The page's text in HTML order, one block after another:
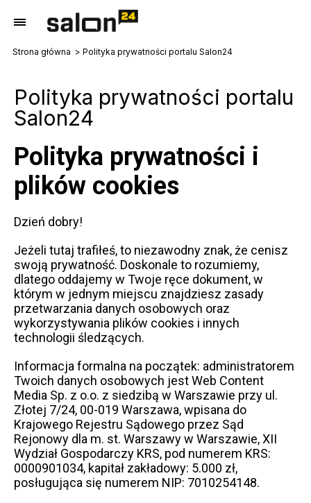
Strona główna Polityka prywatności portalu Salon24
Polityka prywatności portalu
Salon24
Polityka prywatności i
plików cookies
Dzień dobry!
Jeżeli tutaj trafiłeś, to niezawodny znak, że cenisz
swoją prywatność. Doskonale to rozumiemy,
dlatego oddajemy w Twoje ręce dokument, w
którym w jednym miejscu znajdziesz zasady
przetwarzania danych osobowych oraz
wykorzystywania plików cookies i innych
technologii śledzących.
Informacja formalna na początek: administratorem
Twoich danych osobowych jest Web Content
Media Sp. z o.o. z siedzibą w Warszawie przy ul.
Złotej 7/24, 00-019 Warszawa, wpisana do
Krajowego Rejestru Sądowego przez Sąd
Rejonowy dla m. st. Warszawy w Warszawie, XII
Wydział Gospodarczy KRS, pod numerem KRS:
0000901034, kapitał zakładowy: 5.000 zł,
posługująca się numerem NIP: 7010254148.